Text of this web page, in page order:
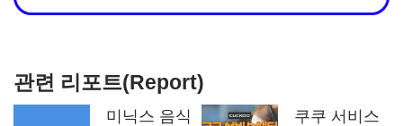
관련 리포트(Report)
미닉스 음식
쿠쿠 서비스